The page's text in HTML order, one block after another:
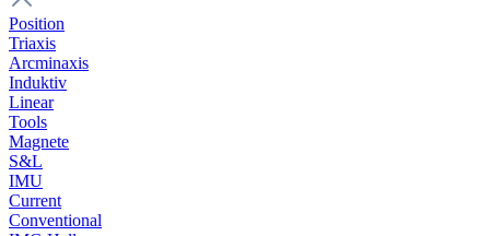
Position
Triaxis
Arcminaxis
Induktiv
Linear
Tools
Magnete
S&L
IMU
Current
Conventional